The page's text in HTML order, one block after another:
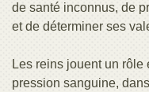
de santé inconnus, de
et de déterminer ses
Les reins jouent un
pression sanguine,